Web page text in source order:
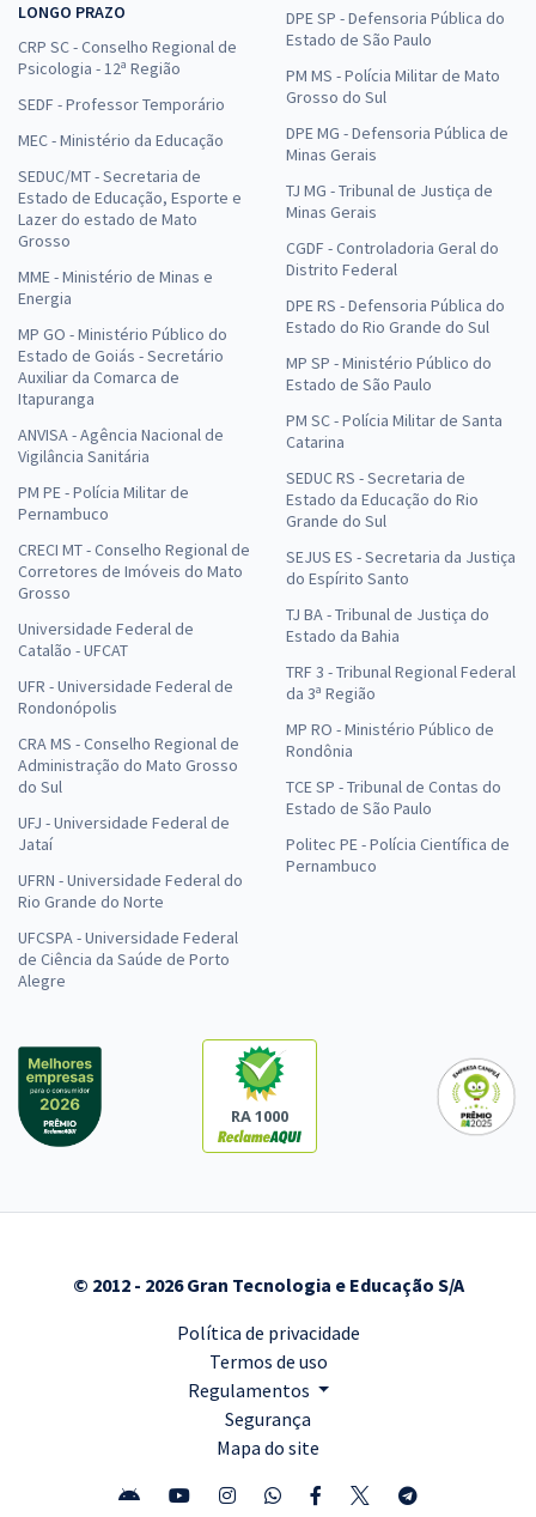
LONGO PRAZO
CRP SC - Conselho Regional de
Psicologia - 12ª Região
SEDF - Professor Temporário
MEC - Ministério da Educação
SEDUC/MT - Secretaria de
Estado de Educação, Esporte e
Lazer do estado de Mato
Grosso
MME - Ministério de Minas e
Energia
MP GO - Ministério Público do
Estado de Goiás - Secretário
Auxiliar da Comarca de
Itapuranga
ANVISA - Agência Nacional de
Vigilância Sanitária
PM PE - Polícia Militar de
Pernambuco
CRECI MT - Conselho Regional de
Corretores de Imóveis do Mato
Grosso
Universidade Federal de
Catalão - UFCAT
UFR - Universidade Federal de
Rondonópolis
CRA MS - Conselho Regional de
Administração do Mato Grosso
do Sul
UFJ - Universidade Federal de
Jataí
UFRN - Universidade Federal do
Rio Grande do Norte
UFCSPA - Universidade Federal
de Ciência da Saúde de Porto
Alegre
DPE SP - Defensoria Pública do
Estado de São Paulo
PM MS - Polícia Militar de Mato
Grosso do Sul
DPE MG - Defensoria Pública de
Minas Gerais
TJ MG - Tribunal de Justiça de
Minas Gerais
CGDF - Controladoria Geral do
Distrito Federal
DPE RS - Defensoria Pública do
Estado do Rio Grande do Sul
MP SP - Ministério Público do
Estado de São Paulo
PM SC - Polícia Militar de Santa
Catarina
SEDUC RS - Secretaria de
Estado da Educação do Rio
Grande do Sul
SEJUS ES - Secretaria da Justiça
do Espírito Santo
TJ BA - Tribunal de Justiça do
Estado da Bahia
TRF 3 - Tribunal Regional Federal
da 3ª Região
MP RO - Ministério Público de
Rondônia
TCE SP - Tribunal de Contas do
Estado de São Paulo
Politec PE - Polícia Científica de
Pernambuco
RA 1000
© 2012 - 2026 Gran Tecnologia e Educação S/A
Política de privacidade
Termos de uso
Regulamentos
Segurança
Mapa do site